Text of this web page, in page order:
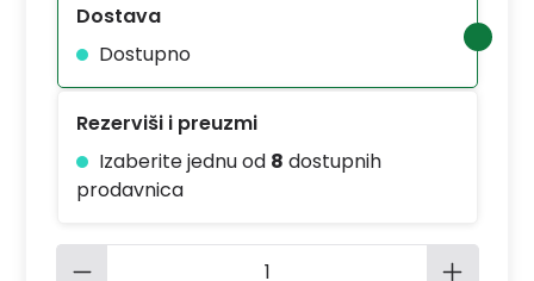
Dostava
Dostupno
Rezerviši i preuzmi
Izaberite jednu od 8 dostupnih
prodavnica
Količina proizvoda: Unesite